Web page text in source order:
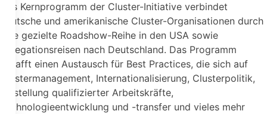
Das Kernprogramm der Cluster-Initiative verbindet
deutsche und amerikanische Cluster-Organisationen durch
eine gezielte Roadshow-Reihe in den USA sowie
Delegationsreisen nach Deutschland. Das Programm
schafft einen Austausch für Best Practices, die sich auf
Clustermanagement, Internationalisierung, Clusterpolitik,
Einstellung qualifizierter Arbeitskräfte,
Technologieentwicklung und -transfer und vieles mehr